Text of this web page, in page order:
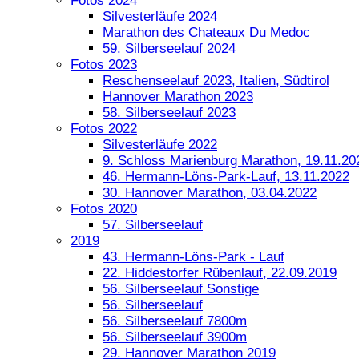
Silvesterläufe 2024
Marathon des Chateaux Du Medoc
59. Silberseelauf 2024
Fotos 2023
Reschenseelauf 2023, Italien, Südtirol
Hannover Marathon 2023
58. Silberseelauf 2023
Fotos 2022
Silvesterläufe 2022
9. Schloss Marienburg Marathon,
46. Hermann-Löns-Park-Lauf, 13.11.2022
30. Hannover Marathon, 03.04.2022
Fotos 2020
57. Silberseelauf
2019
43. Hermann-Löns-Park - Lauf
22. Hiddestorfer Rübenlauf, 22.09.2019
56. Silberseelauf Sonstige
56. Silberseelauf
56. Silberseelauf 7800m
56. Silberseelauf 3900m
29. Hannover Marathon 2019